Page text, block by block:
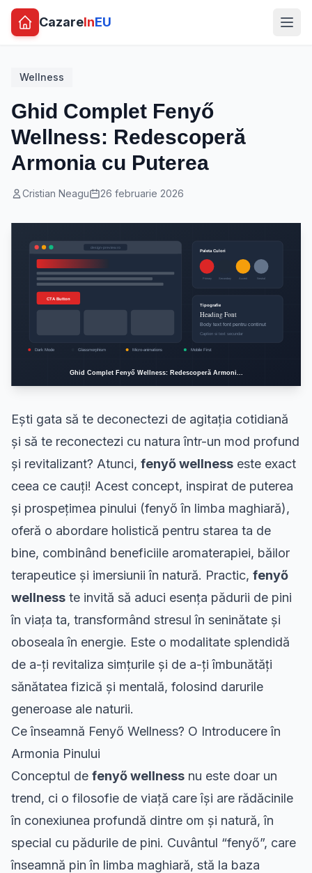
CazareInEU
Wellness
Ghid Complet Fenyő
Wellness: Redescoperă
Armonia cu Puterea
Cristian Neagu 26 februarie 2026
Ești gata să te deconectezi de agitația cotidiană
și să te reconectezi cu natura într-un mod profund
și revitalizant? Atunci, fenyő wellness este exact
ceea ce cauți! Acest concept, inspirat de puterea
și prospețimea pinului (fenyő în limba maghiară),
oferă o abordare holistică pentru starea ta de
bine, combinând beneficiile aromaterapiei, băilor
terapeutice și imersiunii în natură. Practic, fenyő
wellness te invită să aduci esența pădurii de pini
în viața ta, transformând stresul în seninătate și
oboseala în energie. Este o modalitate splendidă
de a-ți revitaliza simțurile și de a-ți îmbunătăți
sănătatea fizică și mentală, folosind darurile
generoase ale naturii.
Ce înseamnă Fenyő Wellness? O Introducere în
Armonia Pinului
Conceptul de fenyő wellness nu este doar un
trend, ci o filosofie de viață care își are rădăcinile
în conexiunea profundă dintre om și natură, în
special cu pădurile de pini. Cuvântul “fenyő”, care
înseamnă pin în limba maghiară, stă la baza